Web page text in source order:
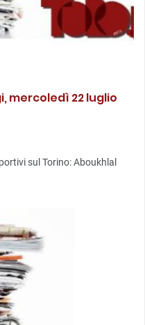
mercoledì 22 luglio
sul Torino: Aboukhlal